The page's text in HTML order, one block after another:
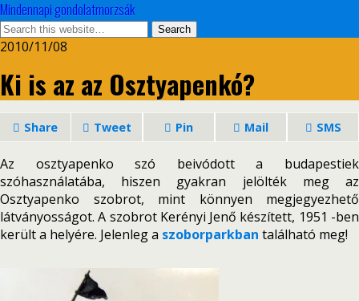
Mindennapi gondolatmorzsák
2010/11/08
Ki is az az Osztyapenkó?
Share Tweet Pin Mail SMS
Az osztyapenko szó beivódott a budapestiek
szóhasználatába, hiszen gyakran jelölték meg az
Osztyapenko szobrot, mint könnyen megjegyezhető
látványosságot. A szobrot Kerényi Jenő készített, 1951 -ben
került a helyére. Jelenleg a szoborparkban található meg!